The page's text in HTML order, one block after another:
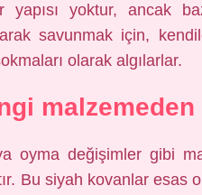
yapısı yoktur, ancak
savunmak için,
olarak algılarlar.
malzemeden
oyma değişimler gibi
Bu siyah kovanlar